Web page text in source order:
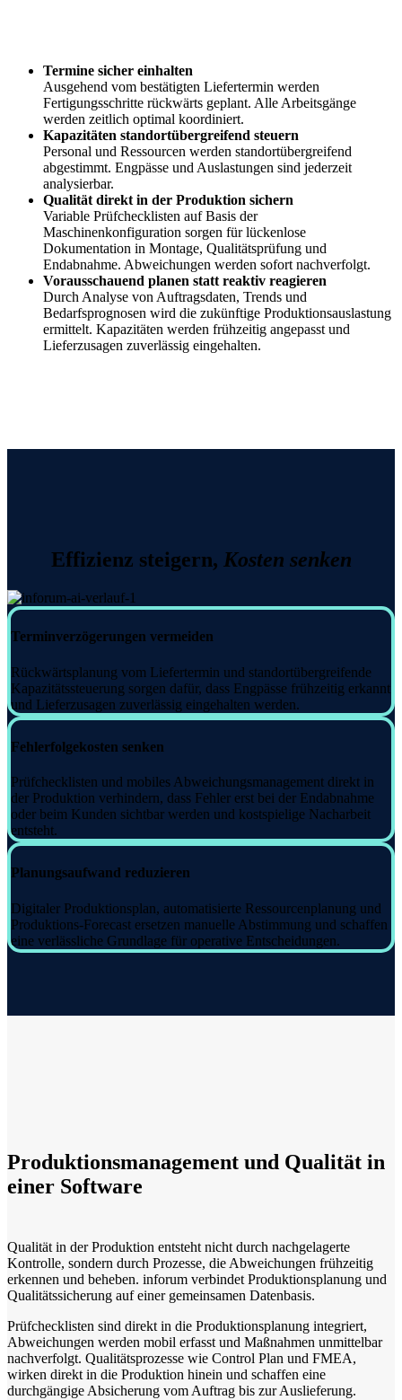
Termine sicher einhalten
Ausgehend vom bestätigten Liefertermin werden
Fertigungsschritte rückwärts geplant. Alle Arbeitsgänge
werden zeitlich optimal koordiniert.
Kapazitäten standortübergreifend steuern
Personal und Ressourcen werden standortübergreifend
abgestimmt. Engpässe und Auslastungen sind jederzeit
analysierbar.
Qualität direkt in der Produktion sichern
Variable Prüfchecklisten auf Basis der
Maschinenkonfiguration sorgen für lückenlose
Dokumentation in Montage, Qualitätsprüfung und
Endabnahme. Abweichungen werden sofort nachverfolgt.
Vorausschauend planen statt reaktiv reagieren
Durch Analyse von Auftragsdaten, Trends und
Bedarfsprognosen wird die zukünftige Produktionsauslastung
ermittelt. Kapazitäten werden frühzeitig angepasst und
Lieferzusagen zuverlässig eingehalten.
Effizienz steigern, Kosten senken
Terminverzögerungen vermeiden
Rückwärtsplanung vom Liefertermin und standortübergreifende
Kapazitätssteuerung sorgen dafür, dass Engpässe frühzeitig erkannt
und Lieferzusagen zuverlässig eingehalten werden.
Fehlerfolgekosten senken
Prüfchecklisten und mobiles Abweichungsmanagement direkt in
der Produktion verhindern, dass Fehler erst bei der Endabnahme
oder beim Kunden sichtbar werden und kostspielige Nacharbeit
entsteht.
Planungsaufwand reduzieren
Digitaler Produktionsplan, automatisierte Ressourcenplanung und
Produktions-Forecast ersetzen manuelle Abstimmung und schaffen
eine verlässliche Grundlage für operative Entscheidungen.
Produktionsmanagement und Qualität in
einer Software
Qualität in der Produktion entsteht nicht durch nachgelagerte
Kontrolle, sondern durch Prozesse, die Abweichungen frühzeitig
erkennen und beheben. inforum verbindet Produktionsplanung und
Qualitätssicherung auf einer gemeinsamen Datenbasis.
Prüfchecklisten sind direkt in die Produktionsplanung integriert,
Abweichungen werden mobil erfasst und Maßnahmen unmittelbar
nachverfolgt. Qualitätsprozesse wie Control Plan und FMEA,
wirken direkt in die Produktion hinein und schaffen eine
durchgängige Absicherung vom Auftrag bis zur Auslieferung.